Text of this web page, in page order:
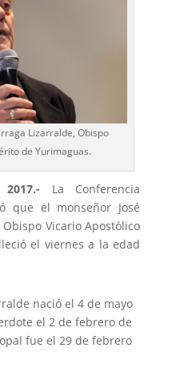
Lizarralde, Obispo
de Yurimaguas.
La Conferencia
que el monseñor José
Vicario Apostólico
el viernes a la edad
nació el 4 de mayo
el 2 de febrero de
fue el 29 de febrero